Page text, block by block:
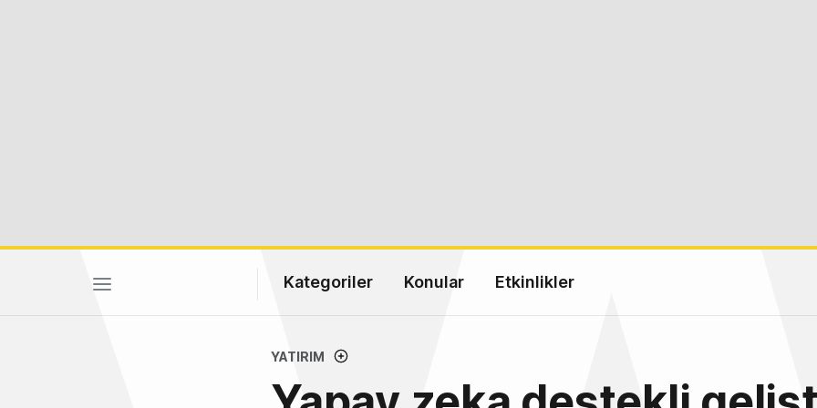
Kategoriler Konular Etkinlikler
YATIRIM